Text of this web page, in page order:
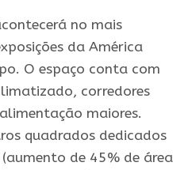
no mais
da América
. O espaço conta com
corredores
maiores.
quadrados dedicados
de 45% de área